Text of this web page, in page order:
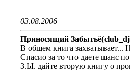
03.08.2006
Приносящий
В общем книга захватывает...
Спасио за то что даете шанс
З.Ы. дайте вторую книгу о